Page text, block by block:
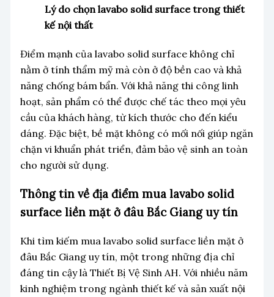
Lý do chọn lavabo solid surface trong thiết
kế nội thất
Điểm mạnh của lavabo solid surface không chỉ
nằm ở tính thẩm mỹ mà còn ở độ bền cao và khả
năng chống bám bẩn. Với khả năng thi công linh
hoạt, sản phẩm có thể được chế tác theo mọi yêu
cầu của khách hàng, từ kích thước cho đến kiểu
dáng. Đặc biệt, bề mặt không có mối nối giúp ngăn
chặn vi khuẩn phát triển, đảm bảo vệ sinh an toàn
cho người sử dụng.
Thông tin về địa điểm mua lavabo solid
surface liền mặt ở đâu Bắc Giang uy tín
Khi tìm kiếm mua lavabo solid surface liền mặt ở
đâu Bắc Giang uy tín, một trong những địa chỉ
đáng tin cậy là Thiết Bị Vệ Sinh AH. Với nhiều năm
kinh nghiệm trong ngành thiết kế và sản xuất nội